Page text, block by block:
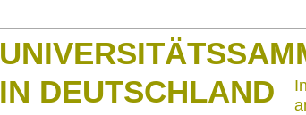
IN DEUTSCHLAND